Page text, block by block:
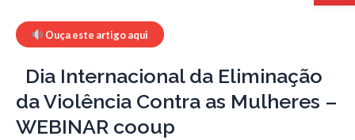
Ouça este artigo aqui
Dia Internacional da Eliminação
da Violência Contra as Mulheres –
WEBINAR cooup